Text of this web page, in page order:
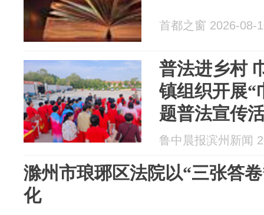
首都之窗 2026-08-
普法进乡村
镇组织开展“
题普法宣传
鲁中晨报滨州新闻
滁州市琅琊区法院以“三张答
化